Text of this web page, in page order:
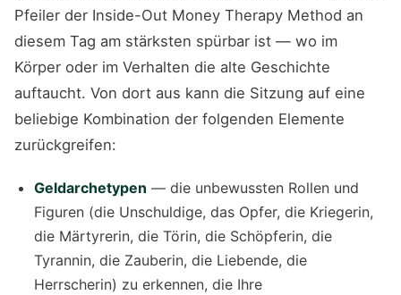
Pfeiler der Inside-Out Money Therapy Method an
diesem Tag am stärksten spürbar ist — wo im
Körper oder im Verhalten die alte Geschichte
auftaucht. Von dort aus kann die Sitzung auf eine
beliebige Kombination der folgenden Elemente
zurückgreifen:
Geldarchetypen — die unbewussten Rollen und
Figuren (die Unschuldige, das Opfer, die Kriegerin,
die Märtyrerin, die Törin, die Schöpferin, die
Tyrannin, die Zauberin, die Liebende, die
Herrscherin) zu erkennen, die Ihre